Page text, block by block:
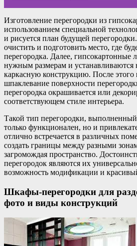
Изготовление перегородки из
использованием специальной
и рисуется план будущей
очистить и подготовить место, где
перегородка. Далее, гипсокартонные
нужным размерам и устанавливаются
каркасную конструкцию. После
шпаклевание поверхности
перегородка окрашивается или
соответствующем стиле интерьера.
Такой тип перегородки,
только функционален, но и
отлично встречается в различных
создать границы между разными
загромождая пространство.
перегородок являются их
возможность модификации и
Шкафы-перегородки для
фото и виды конструкций